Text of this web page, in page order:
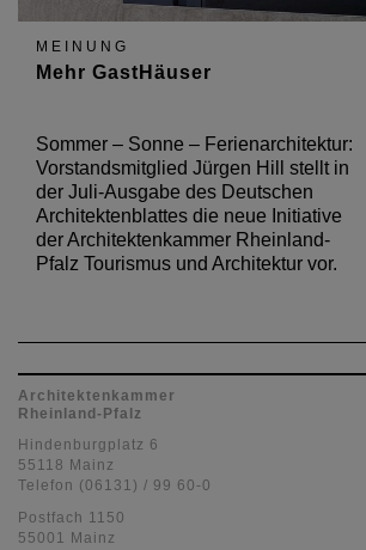
MEINUNG
Mehr GastHäuser
Sommer – Sonne – Ferienarchitektur:
Vorstandsmitglied Jürgen Hill stellt in
der Juli-Ausgabe des Deutschen
Architektenblattes die neue Initiative
der Architektenkammer Rheinland-
Pfalz Tourismus und Architektur vor.
Architektenkammer
Rheinland-Pfalz
Hindenburgplatz 6
55118 Mainz
Telefon (06131) / 99 60-0
Postfach 1150
55001 Mainz